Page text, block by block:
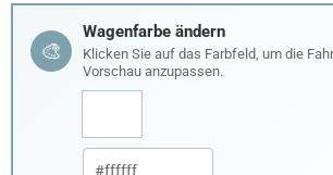
🎨
Wagenfarbe ändern
Klicken Sie auf das Farbfeld, um die
Vorschau anzupassen.